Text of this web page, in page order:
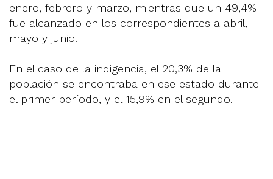
enero, febrero y marzo, mientras que un 49,4%
fue alcanzado en los correspondientes a abril,
mayo y junio.
En el caso de la indigencia, el 20,3% de la
población se encontraba en ese estado durante
el primer período, y el 15,9% en el segundo.